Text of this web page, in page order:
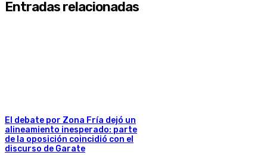
Entradas relacionadas
El debate por Zona Fría dejó un
alineamiento inesperado: parte
de la oposición coincidió con el
discurso de Garate